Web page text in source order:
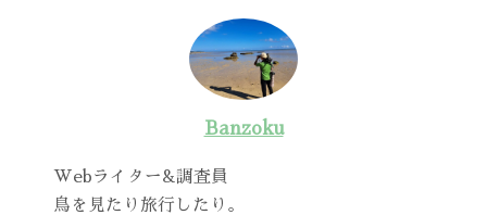
Banzoku
Webライター&調査員
鳥を見たり旅行したり。